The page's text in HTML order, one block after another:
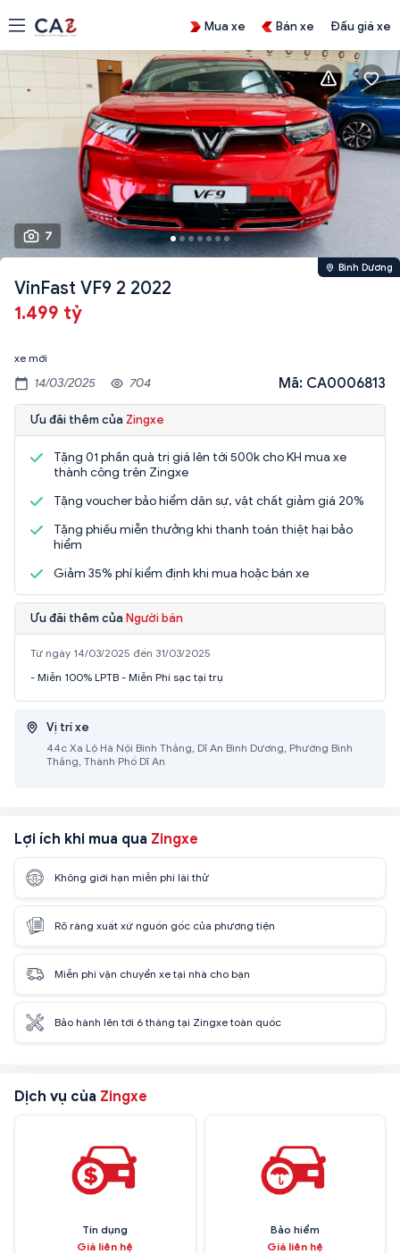
Mua xe Bán xe Đấu giá xe
7
Bình Dương
VinFast VF9 2 2022
1.499 tỷ
xe mới
14/03/2025 704 Mã: CA0006813
Ưu đãi thêm của Zingxe
Tặng 01 phần quà trị giá lên tới 500k cho KH mua xe
thành công trên Zingxe
Tặng voucher bảo hiểm dân sự, vật chất giảm giá 20%
Tặng phiếu miễn thưởng khi thanh toán thiệt hại bảo
hiểm
Giảm 35% phí kiểm định khi mua hoặc bán xe
Ưu đãi thêm của Người bán
Từ ngày 14/03/2025 đến 31/03/2025
- Miễn 100% LPTB - Miễn Phí sạc tại trụ
Vị trí xe
44c Xa Lộ Hà Nội Bình Thắng, Dĩ An Bình Dương, Phường Bình
Thắng, Thành Phố Dĩ An
Lợi ích khi mua qua Zingxe
Không giới hạn miễn phí lái thử
Rõ ràng xuất xứ nguồn gốc của phương tiện
Miễn phí vận chuyển xe tại nhà cho bạn
Bảo hành lên tới 6 tháng tại Zingxe toàn quốc
Dịch vụ của Zingxe
Tín dụng
Giá liên hệ
Bảo hiểm
Giá liên hệ